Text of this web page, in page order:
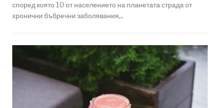
според която 10 от населението на планетата страда от
хронични бъбречни заболявания,..